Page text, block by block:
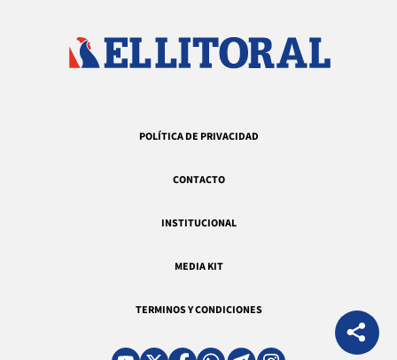
POLÍTICA DE PRIVACIDAD
CONTACTO
INSTITUCIONAL
MEDIA KIT
TERMINOS Y CONDICIONES